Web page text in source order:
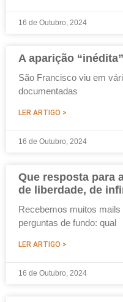
16 de Outubro, 2024
A aparição
São Francisco viu em
documentadas
LER ARTIGO >
16 de Outubro, 2024
Que resposta para
de liberdade, de
Recebemos muitos
perguntas de fundo: qual
LER ARTIGO >
16 de Outubro, 2024